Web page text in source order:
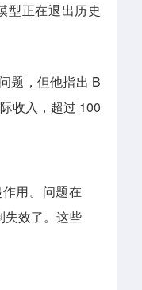
型正在退出历史
题，但他指出 B
收入，超过 100
用。问题在
失效了。这些